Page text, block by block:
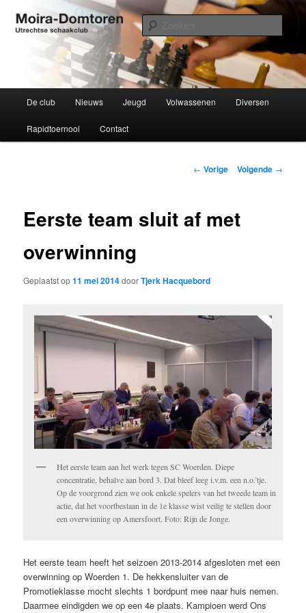
naar
Moira-Domtoren
Utrechtse schaakclub opgericht 1934
De club Nieuws Jeugd Volwassenen Diversen
Rapidtoernooi Contact
Bericht
← Vorige Volgende →
Eerste team sluit af met
overwinning
Geplaatst op11 mei 2014doorTjerk Hacquebord
Het eerste team aan het werk tegen SC Woerden. Diepe
concentratie, behalve aan bord 3. Dat bleef leeg i.v.m. een n.o.’tje.
Op de voorgrond zien we ook enkele spelers van het tweede team in
actie, dat het voortbestaan in de 1e klasse wist veilig te stellen door
een overwinning op Amersfoort. Foto: Rijn de Jonge.
Het eerste team heeft het seizoen 2013-2014 afgesloten met een
overwinning op Woerden 1. De hekkensluiter van de
Promotieklasse mocht slechts 1 bordpunt mee naar huis nemen.
Daarmee eindigden we op een 4e plaats. Kampioen werd Ons